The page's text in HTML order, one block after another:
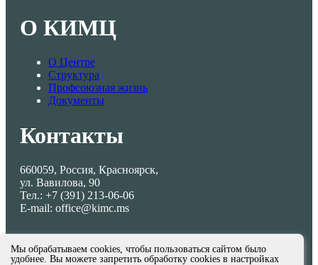
О КИМЦ
О Центре
Структура
Профсоюзная жизнь
Документы
Контакты
660059, Россия, Красноярск,
ул. Вавилова, 90
Тел.: +7 (391) 213-06-06
E-mail: office@kimc.ms
Мы обрабатываем cookies, чтобы пользоваться сайтом было
удобнее. Вы можете запретить обработку cookies в настройках